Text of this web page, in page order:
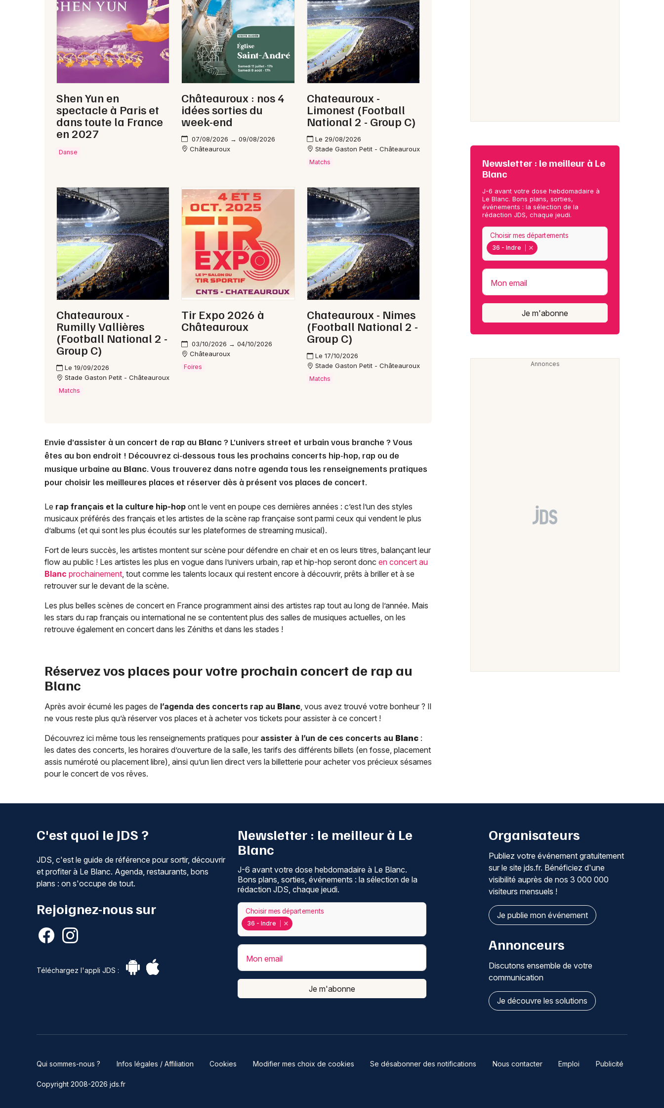
Newsletter des sorties
Artistes en tournée
Actus au Blanc
Magazine au Blanc
36 - Indre
Choisir mes départements
Mon email
Je m'abonne
Shen Yun en
spectacle à Paris et
dans toute la France
en 2027
Danse
Châteauroux : nos 4
idées sorties du
week-end
07/08/2026 → 09/08/2026
Châteauroux
Chateauroux -
Limonest (Football
National 2 - Group C)
Le 29/08/2026
Stade Gaston Petit - Châteauroux
Matchs
Chateauroux -
Rumilly Vallières
(Football National 2 -
Group C)
Le 19/09/2026
Stade Gaston Petit - Châteauroux
Matchs
Tir Expo 2026 à
Châteauroux
03/10/2026 → 04/10/2026
Châteauroux
Foires
Chateauroux - Nimes
(Football National 2 -
Group C)
Le 17/10/2026
Stade Gaston Petit - Châteauroux
Matchs
Envie d’assister à un concert de rap au Blanc ? L’univers street et urbain vous branche ? Vous
êtes au bon endroit ! Découvrez ci-dessous tous les prochains concerts hip-hop, rap ou de
musique urbaine au Blanc. Vous trouverez dans notre agenda tous les renseignements pratiques
pour choisir les meilleures places et réserver dès à présent vos places de concert.
Le rap français et la culture hip-hop ont le vent en poupe ces dernières années : c’est l’un des styles
musicaux préférés des français et les artistes de la scène rap française sont parmi ceux qui vendent le plus
d’albums (et qui sont les plus écoutés sur les plateformes de streaming musical).
Fort de leurs succès, les artistes montent sur scène pour défendre en chair et en os leurs titres, balançant leur
flow au public ! Les artistes les plus en vogue dans l’univers urbain, rap et hip-hop seront donc en concert au
Blanc prochainement, tout comme les talents locaux qui restent encore à découvrir, prêts à briller et à se
retrouver sur le devant de la scène.
Les plus belles scènes de concert en France programment ainsi des artistes rap tout au long de l’année. Mais
les stars du rap français ou international ne se contentent plus des salles de musiques actuelles, on les
retrouve également en concert dans les Zéniths et dans les stades !
Réservez vos places pour votre prochain concert de rap au
Blanc
Après avoir écumé les pages de l’agenda des concerts rap au Blanc, vous avez trouvé votre bonheur ? Il
ne vous reste plus qu’à réserver vos places et à acheter vos tickets pour assister à ce concert !
Découvrez ici même tous les renseignements pratiques pour assister à l’un de ces concerts au Blanc :
les dates des concerts, les horaires d’ouverture de la salle, les tarifs des différents billets (en fosse, placement
assis numéroté ou placement libre), ainsi qu’un lien direct vers la billetterie pour acheter vos précieux sésames
pour le concert de vos rêves.
Newsletter : le meilleur à Le
Blanc
J-6 avant votre dose hebdomadaire à
Le Blanc. Bons plans, sorties,
événements : la sélection de la
rédaction JDS, chaque jeudi.
36 - Indre
Choisir mes départements
Mon email
Je m'abonne
C'est quoi le JDS ?
JDS, c'est le guide de référence pour sortir, découvrir
et profiter à Le Blanc. Agenda, restaurants, bons
plans : on s'occupe de tout.
Rejoignez-nous sur
Téléchargez l'appli JDS :
Newsletter : le meilleur à Le
Blanc
J-6 avant votre dose hebdomadaire à Le Blanc.
Bons plans, sorties, événements : la sélection de la
rédaction JDS, chaque jeudi.
36 - Indre
Choisir mes départements
Mon email
Je m'abonne
Organisateurs
Publiez votre événement gratuitement
sur le site jds.fr. Bénéficiez d'une
visibilité auprès de nos 3 000 000
visiteurs mensuels !
Je publie mon événement
Annonceurs
Discutons ensemble de votre
communication
Je découvre les solutions
Qui sommes-nous ? Infos légales / Affiliation Cookies Modifier mes choix de cookies Se désabonner des notifications Nous contacter Emploi Publicité
Copyright 2008-2026 jds.fr